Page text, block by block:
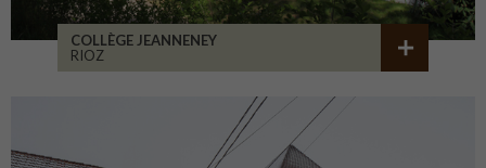
COLLÈGE JEANNENEY
RIOZ